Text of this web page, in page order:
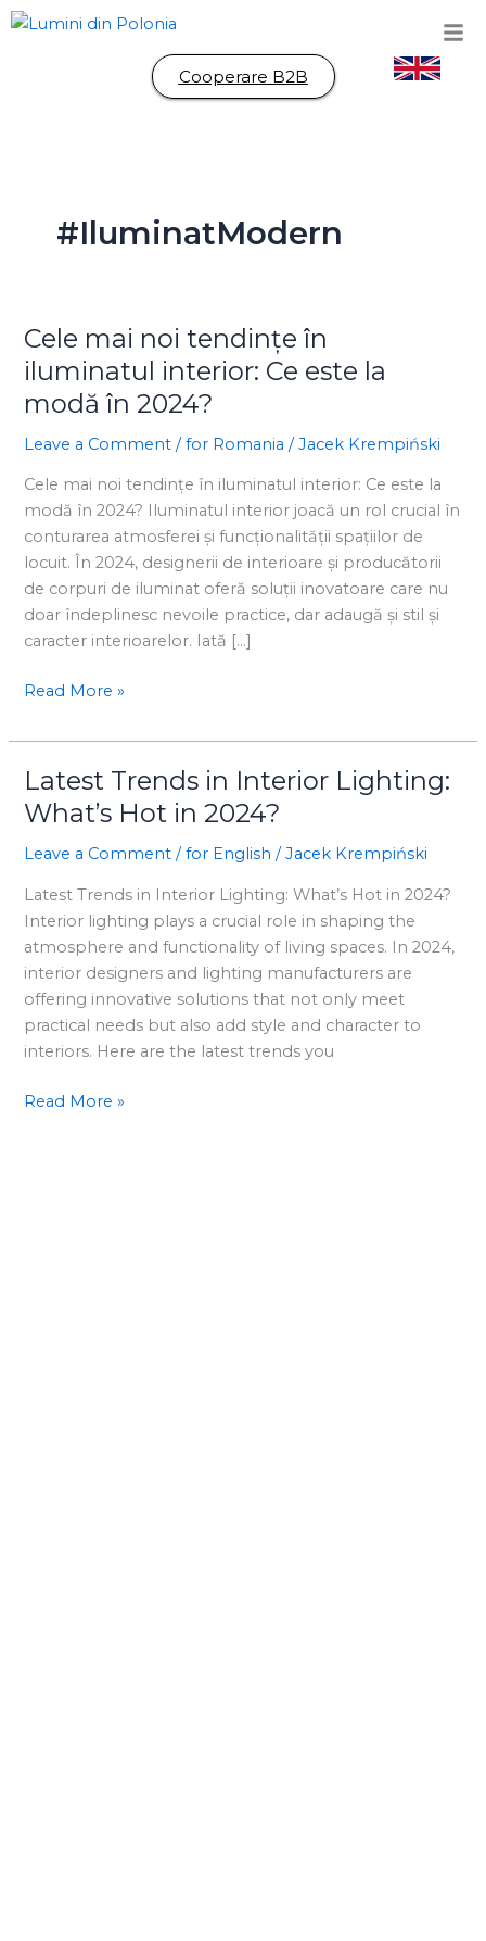
Skip
Cooperare B2B
#IluminatModern
Cele mai noi tendințe în
iluminatul interior: Ce este la
modă în 2024?
Leave a Comment /for Romania /Jacek Krempiński
Cele mai noi tendințe în iluminatul interior: Ce este la
modă în 2024? Iluminatul interior joacă un rol crucial în
conturarea atmosferei și funcționalității spațiilor de
locuit. În 2024, designerii de interioare și producătorii
de corpuri de iluminat oferă soluții inovatoare care nu
doar îndeplinesc nevoile practice, dar adaugă și stil și
caracter interioarelor. Iată […]
Cele
mai
noi
tendințe
în
interior:
Ce
este
la
modă
în
2024?
Read More »
Latest Trends in Interior Lighting:
What’s Hot in 2024?
Leave a Comment /for English /Jacek Krempiński
Latest Trends in Interior Lighting: What’s Hot in 2024?
Interior lighting plays a crucial role in shaping the
atmosphere and functionality of living spaces. In 2024,
interior designers and lighting manufacturers are
offering innovative solutions that not only meet
practical needs but also add style and character to
interiors. Here are the latest trends you
Latest
Trends
Interior
Read More »